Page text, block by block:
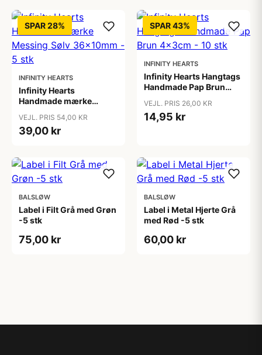
SPAR 28%
INFINITY HEARTS
Infinity Hearts
Handmade mærke
- 5 stk
VEJL. PRIS 54,00 KR
39,00 kr
SPAR 43%
INFINITY HEARTS
Infinity Hearts Hangtags
Handmade Pap Brun
VEJL. PRIS 26,00 KR
14,95 kr
BALSLØW
Label i Filt Grå med Grøn
-5 stk
75,00 kr
BALSLØW
Label i Metal Hjerte Grå
med Rød -5 stk
60,00 kr